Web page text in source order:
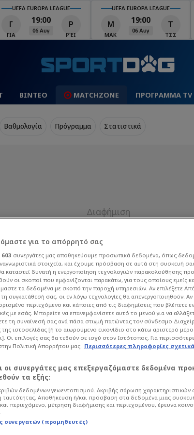
UEFA EUROPA LEAGUE
Γ
ΓΙΑ
19:00
06 Αυγ
Ρ
ΡΈΙ
UEFA EUROPA LEAGUE
Μ
ΜΑΚ
19:00
06 Αυγ
Τ
ΤΣΣ
ΒΙΝΤΕΟ MATCHZONE ΠΡΟΓΡΑΜΜΑ TV
Βαθμολογία Πρόγραμμα Στατιστικά
για τον
ήδη επαφές
καριέρα "παίζει" δυνατά για
μέρες και οι επαφές έχουν ξεκινήσει
για το απόρρητό σας
603 συνεργάτες μας αποθηκεύουμε προσωπικά δεδομένα, όπως
στοιχεία, και έχουμε πρόσβαση σε αυτά στη συσκευή
καταστεί δυνατή η ενεργοποίηση τεχνολογιών παρακολούθησης
οι σκοποί που εμφανίζονται παρακάτω, για τους οποίους εμείς
τα δεδομένα με σκοπό την παροχή υπηρεσιών. Αν επιλέξετε
συγκατάθεσή σας, οι εν λόγω τεχνολογίες θα απενεργοποιηθούν.
περιεχόμενο και κάποιες από τις διαφημίσεις που βλέπετε
με εσάς. Μπορείτε να επανεμφανίσετε αυτό το μενού για να
τη συναίνεσή σας ανά πάσα στιγμή πατώντας τον σύνδεσμο
ιστοσελίδας [ή το αιωρούμενο εικονίδιο στο κάτω αριστερό
Οι επιλογές σας θα τεθούν σε ισχύ στον Ιστότοπος. Για
Πολιτική Απορρήτου μας. Περισσότερες πληροφορίες
οι συνεργάτες μας επεξεργαζόμαστε δεδομένα
τα εξής:
δεδομένων γεωεντοπισμού. Ακριβής σάρωση χαρακτηριστικών
ταυτότητας. Αποθήκευση ή/και πρόσβαση στα δεδομένα μιας
περιεχόμενο, μέτρηση διαφήμισης και περιεχομένου, έρευνα
συνεργατών (προμηθευτές)